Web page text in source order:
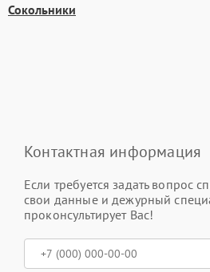
Сокольники
Контактная информация
Если требуется задать вопрос
свои данные и дежурный
проконсультирует Вас!